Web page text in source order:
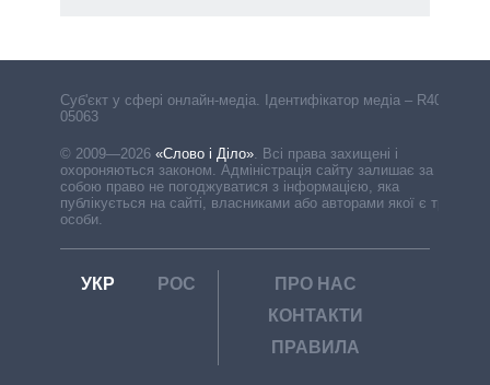
Cуб'єкт у сфері онлайн-медіа. Ідентифікатор медіа – R40-
05063
© 2009—2026 «Слово і Діло». Всі права захищені і
охороняються законом. Адміністрація сайту залишає за
собою право не погоджуватися з інформацією, яка
публікується на сайті, власниками або авторами якої є треті
особи.
УКР РОС
ПРО НАС
КОНТАКТИ
ПРАВИЛА